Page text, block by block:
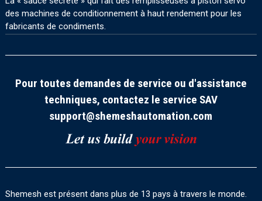
des machines de conditionnement à haut rendement pour les
fabricants de condiments.
Pour toutes demandes de service ou d'assistance
techniques, contactez le service SAV
support@shemeshautomation.com
Shemesh est présent dans plus de 13 pays à travers le monde.